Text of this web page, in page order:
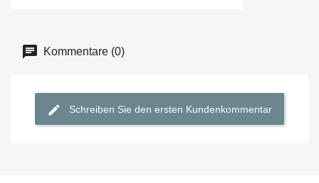
Kommentare (0)
Schreiben Sie den ersten Kundenkommentar